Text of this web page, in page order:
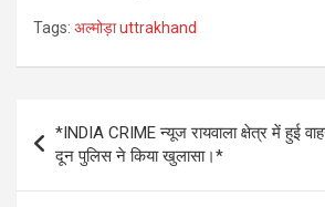
Tags: अल्मोड़ा uttrakhand
navigation
*INDIA CRIME न्यूज रायवाला क्षेत्र में हुई
दून पुलिस ने किया खुलासा।*